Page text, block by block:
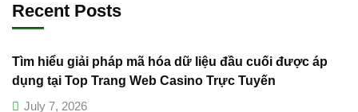
Recent Posts
Tìm hiểu giải pháp mã hóa dữ liệu đầu cuối được áp
dụng tại Top Trang Web Casino Trực Tuyến
July 7, 2026